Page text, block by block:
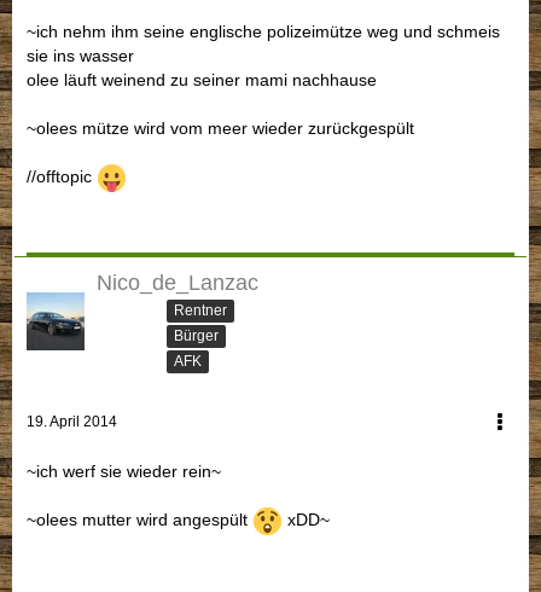
~ich nehm ihm seine englische polizeimütze weg und schmeis
sie ins wasser
olee läuft weinend zu seiner mami nachhause
~olees mütze wird vom meer wieder zurückgespült
//offtopic
Nico_de_Lanzac
Rentner
Bürger
AFK
19. April 2014
~ich werf sie wieder rein~
~olees mutter wird angespült xDD~